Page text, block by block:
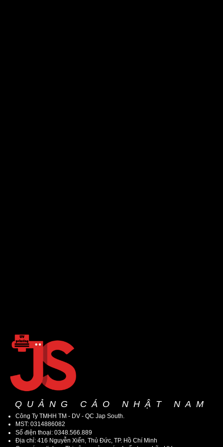
QUẢNG CÁO NHẬT NAM
Công Ty TMHH TM - DV - QC Jap South.
MST: 0314886082
Số điện thoại: 0348.566.889
Địa chỉ: 416 Nguyễn Xiển, Thủ Đức, TP. Hồ Chí Minh